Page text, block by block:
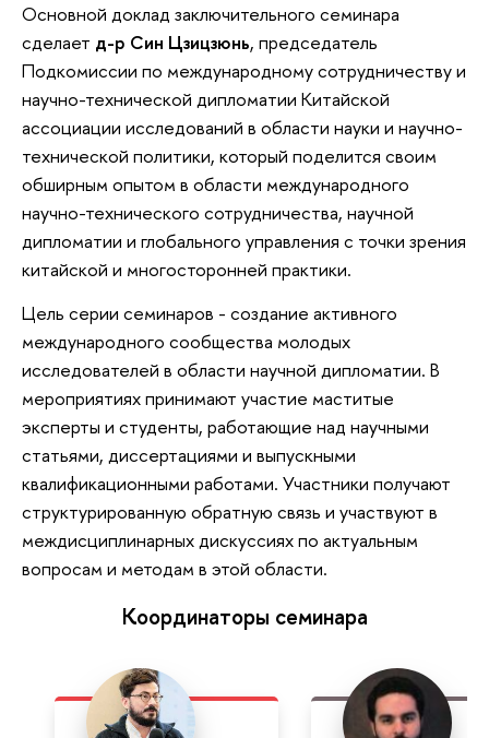
Основной доклад заключительного семинара
сделает д-р Син Цзицзюнь, председатель
Подкомиссии по международному сотрудничеству и
научно-технической дипломатии Китайской
ассоциации исследований в области науки и научно-
технической политики, который поделится своим
обширным опытом в области международного
научно-технического сотрудничества, научной
дипломатии и глобального управления с точки зрения
китайской и многосторонней практики.
Цель серии семинаров - создание активного
международного сообщества молодых
исследователей в области научной дипломатии. В
мероприятиях принимают участие маститые
эксперты и студенты, работающие над научными
статьями, диссертациями и выпускными
квалификационными работами. Участники получают
структурированную обратную связь и участвуют в
междисциплинарных дискуссиях по актуальным
вопросам и методам в этой области.
Координаторы семинара